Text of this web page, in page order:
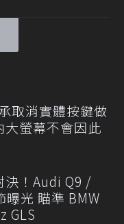
取消實體按鍵做
螢幕不會因此
決！Audi Q9 /
曝光 瞄準 BMW
GLS